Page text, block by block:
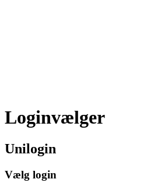
Loginvælger
Unilogin
Vælg login